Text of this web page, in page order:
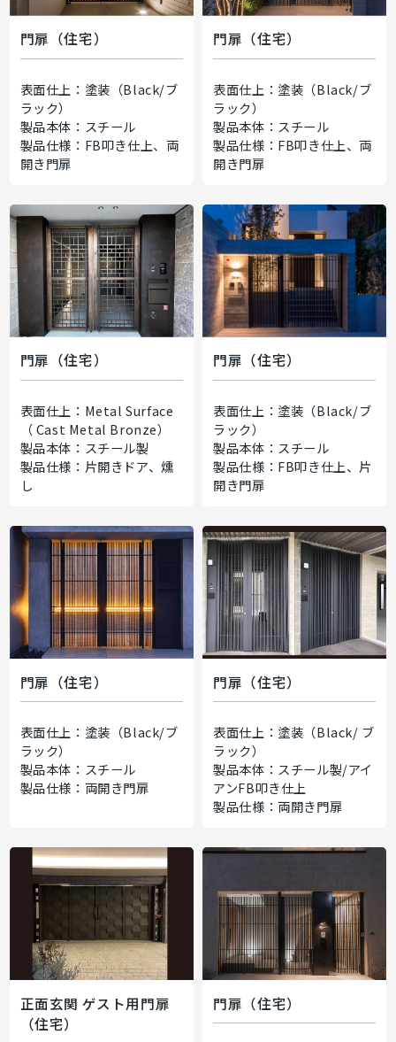
門扉（住宅）
表面仕上：塗装（Black/ブ
ラック）
製品本体：スチール
製品仕様：FB叩き仕上、両
開き門扉
門扉（住宅）
表面仕上：塗装（Black/ブ
ラック）
製品本体：スチール
製品仕様：FB叩き仕上、両
開き門扉
門扉（住宅）
表面仕上：Metal Surface
（ Cast Metal Bronze）
製品本体：スチール製
製品仕様：片開きドア、燻
し
門扉（住宅）
表面仕上：塗装（Black/ブ
ラック）
製品本体：スチール
製品仕様：FB叩き仕上、片
開き門扉
門扉（住宅）
表面仕上：塗装（Black/ブ
ラック）
製品本体：スチール
製品仕様：両開き門扉
門扉（住宅）
表面仕上：塗装（Black/ ブ
ラック）
製品本体：スチール製/アイ
アンFB叩き仕上
製品仕様：両開き門扉
正面玄関 ゲスト用門扉
（住宅）
門扉（住宅）